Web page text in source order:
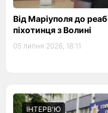
Від Маріуполя до
піхотинця з Волині
05 липня 2026, 18:11
ІНТЕРВ'Ю